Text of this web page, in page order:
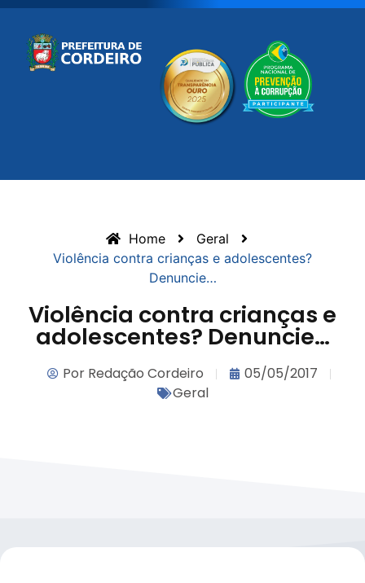
Home
Geral
Violência contra crianças e adolescentes?
Denuncie…
Violência contra crianças e
adolescentes? Denuncie…
PorRedação Cordeiro
05/05/2017
Geral